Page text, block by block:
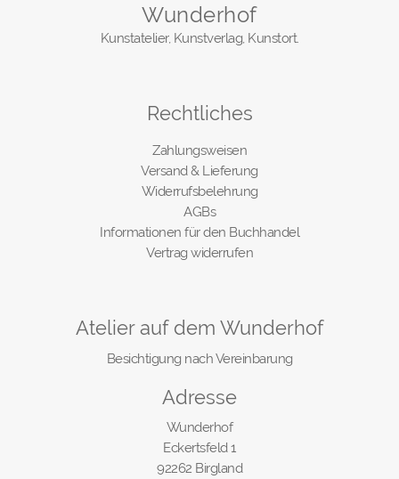
Wunderhof
Kunstatelier, Kunstverlag, Kunstort.
Rechtliches
Zahlungsweisen
Versand & Lieferung
Widerrufsbelehrung
AGBs
Informationen für den Buchhandel
Vertrag widerrufen
Atelier auf dem Wunderhof
Besichtigung nach Vereinbarung
Adresse
Wunderhof
Eckertsfeld 1
92262 Birgland